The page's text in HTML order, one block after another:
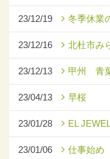
23/12/19 冬季休業
23/12/16 北杜市み
23/12/13 甲州 青
23/04/13 早桜
23/01/28 EL
23/01/06 仕事始め